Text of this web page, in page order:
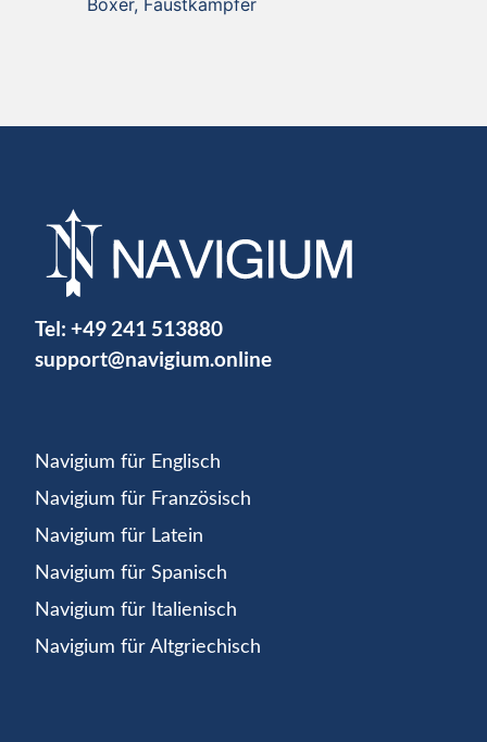
Tel: +49 241 513880
support@navigium.online
Navigium für Englisch
Navigium für Französisch
Navigium für Latein
Navigium für Spanisch
Navigium für Italienisch
Navigium für Altgriechisch